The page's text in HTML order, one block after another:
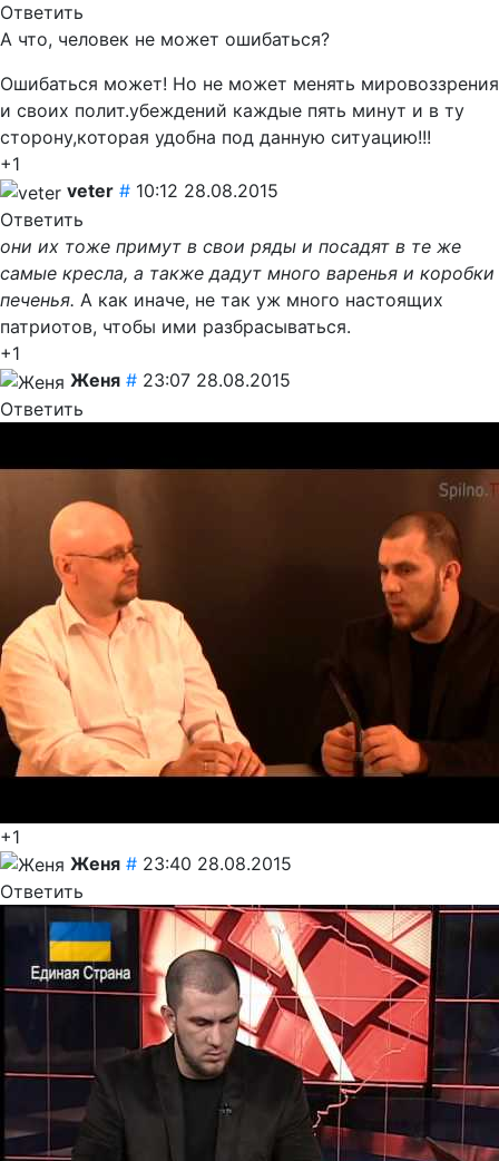
Ответить
А что, человек не может ошибаться?
Ошибаться может! Но не может менять мировоззрения
и своих полит.убеждений каждые пять минут и в ту
сторону,которая удобна под данную ситуацию!!!
+1
veter # 10:12 28.08.2015
Ответить
они их тоже примут в свои ряды и посадят в те же
самые кресла, а также дадут много варенья и коробки
печенья. А как иначе, не так уж много настоящих
патриотов, чтобы ими разбрасываться.
+1
Женя # 23:07 28.08.2015
Ответить
+1
Женя # 23:40 28.08.2015
Ответить